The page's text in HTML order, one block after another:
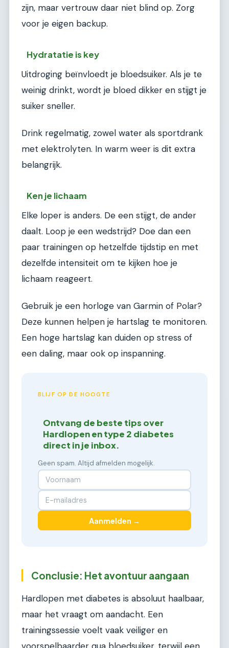
zijn, maar vertrouw daar niet blind op. Zorg
voor je eigen backup.
Hydratatie is key
Uitdroging beïnvloedt je bloedsuiker. Als je te
weinig drinkt, wordt je bloed dikker en stijgt je
suiker sneller.
Drink regelmatig, zowel water als sportdrank
met elektrolyten. In warm weer is dit extra
belangrijk.
Ken je lichaam
Elke loper is anders. De een stijgt, de ander
daalt. Loop je een wedstrijd? Doe dan een
paar trainingen op hetzelfde tijdstip en met
dezelfde intensiteit om te kijken hoe je
lichaam reageert.
Gebruik je een horloge van Garmin of Polar?
Deze kunnen helpen je hartslag te monitoren.
Een hoge hartslag kan duiden op stress of
een daling, maar ook op inspanning.
BLIJF OP DE HOOGTE
Ontvang de beste tips over
Hardlopen en type 2 diabetes
direct in je inbox.
Geen spam. Altijd afmelden mogelijk.
Aanmelden →
Conclusie: Het avontuur aangaan
Hardlopen met diabetes is absoluut haalbaar,
maar het vraagt om aandacht. Een
trainingssessie voelt vaak veiliger en